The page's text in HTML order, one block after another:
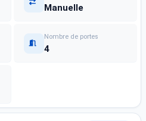
Manuelle
Nombre de portes
4